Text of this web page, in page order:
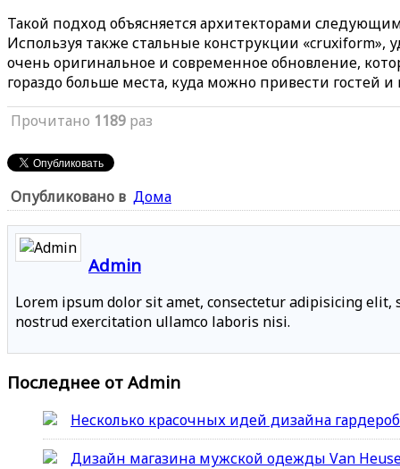
Такой подход объясняется архитекторами
Используя также стальные конструкции
очень оригинальное и современное обновление,
гораздо больше места, куда можно привести гостей и
Прочитано 1189 раз
Опубликовано в Дома
Admin
Lorem ipsum dolor sit amet, consectetur adipisicing
nostrud exercitation ullamco laboris nisi.
Последнее от Admin
Несколько красочных идей дизайна
Дизайн магазина мужской одежды Van